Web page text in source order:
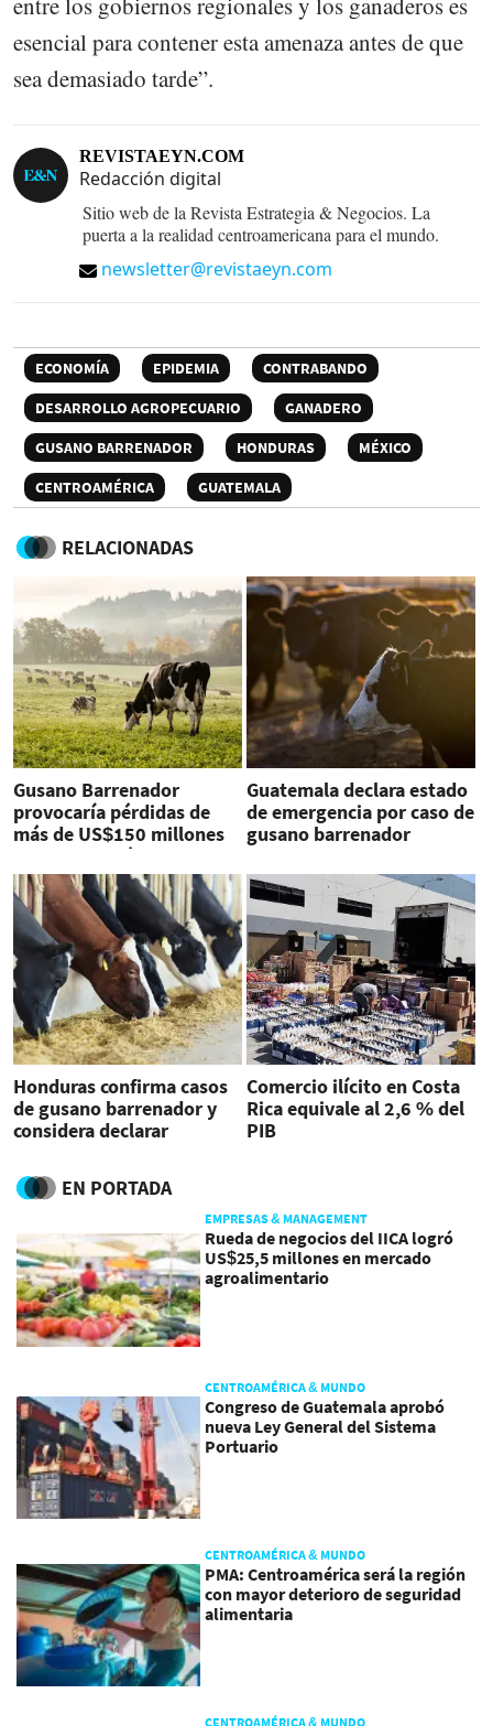
esencial para contener esta amenaza antes de que
sea demasiado tarde”.
REVISTAEYN.COM
Redacción digital
Sitio web de la Revista Estrategia & Negocios. La
puerta a la realidad centroamericana para el mundo.
newsletter@revistaeyn.com
ECONOMÍA EPIDEMIA
CONTRABANDO
DESARROLLO AGROPECUARIO
GANADERO
GUSANO BARRENADOR
HONDURAS
MÉXICO
CENTROAMÉRICA
GUATEMALA
RELACIONADAS
Gusano Barrenador
provocaría pérdidas de
más de US$150 millones
en Centroamérica
Guatemala declara estado
de emergencia por caso de
gusano barrenador
Honduras confirma casos
de gusano barrenador y
considera declarar
Comercio ilícito en Costa
Rica equivale al 2,6 % del
PIB
EN PORTADA
EMPRESAS & MANAGEMENT
Rueda de negocios del IICA logró
US$25,5 millones en mercado
agroalimentario
CENTROAMÉRICA & MUNDO
Congreso de Guatemala aprobó
nueva Ley General del Sistema
Portuario
CENTROAMÉRICA & MUNDO
PMA: Centroamérica será la región
con mayor deterioro de seguridad
alimentaria
CENTROAMÉRICA & MUNDO